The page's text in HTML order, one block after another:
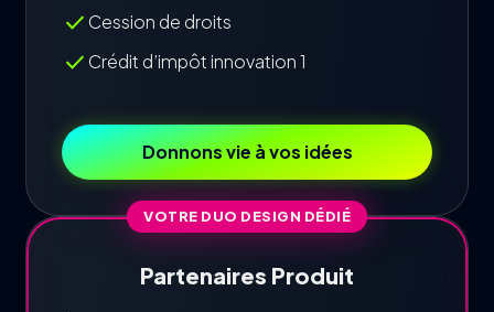
check Cession de droits
check Crédit d’impôt innovation 1
Donnons vie à vos idées
VOTRE DUO DESIGN DÉDIÉ
Partenaires Produit